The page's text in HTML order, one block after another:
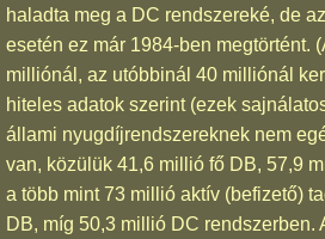
haladta meg a DC rendszereké, de
esetén ez már 1984-ben megtörtént.
milliónál, az utóbbinál 40 milliónál
hiteles adatok szerint (ezek
állami nyugdíjrendszereknek nem
van, közülük 41,6 millió fő DB, 57,9
a több mint 73 millió aktív (befizető)
DB, míg 50,3 millió DC rendszerben.